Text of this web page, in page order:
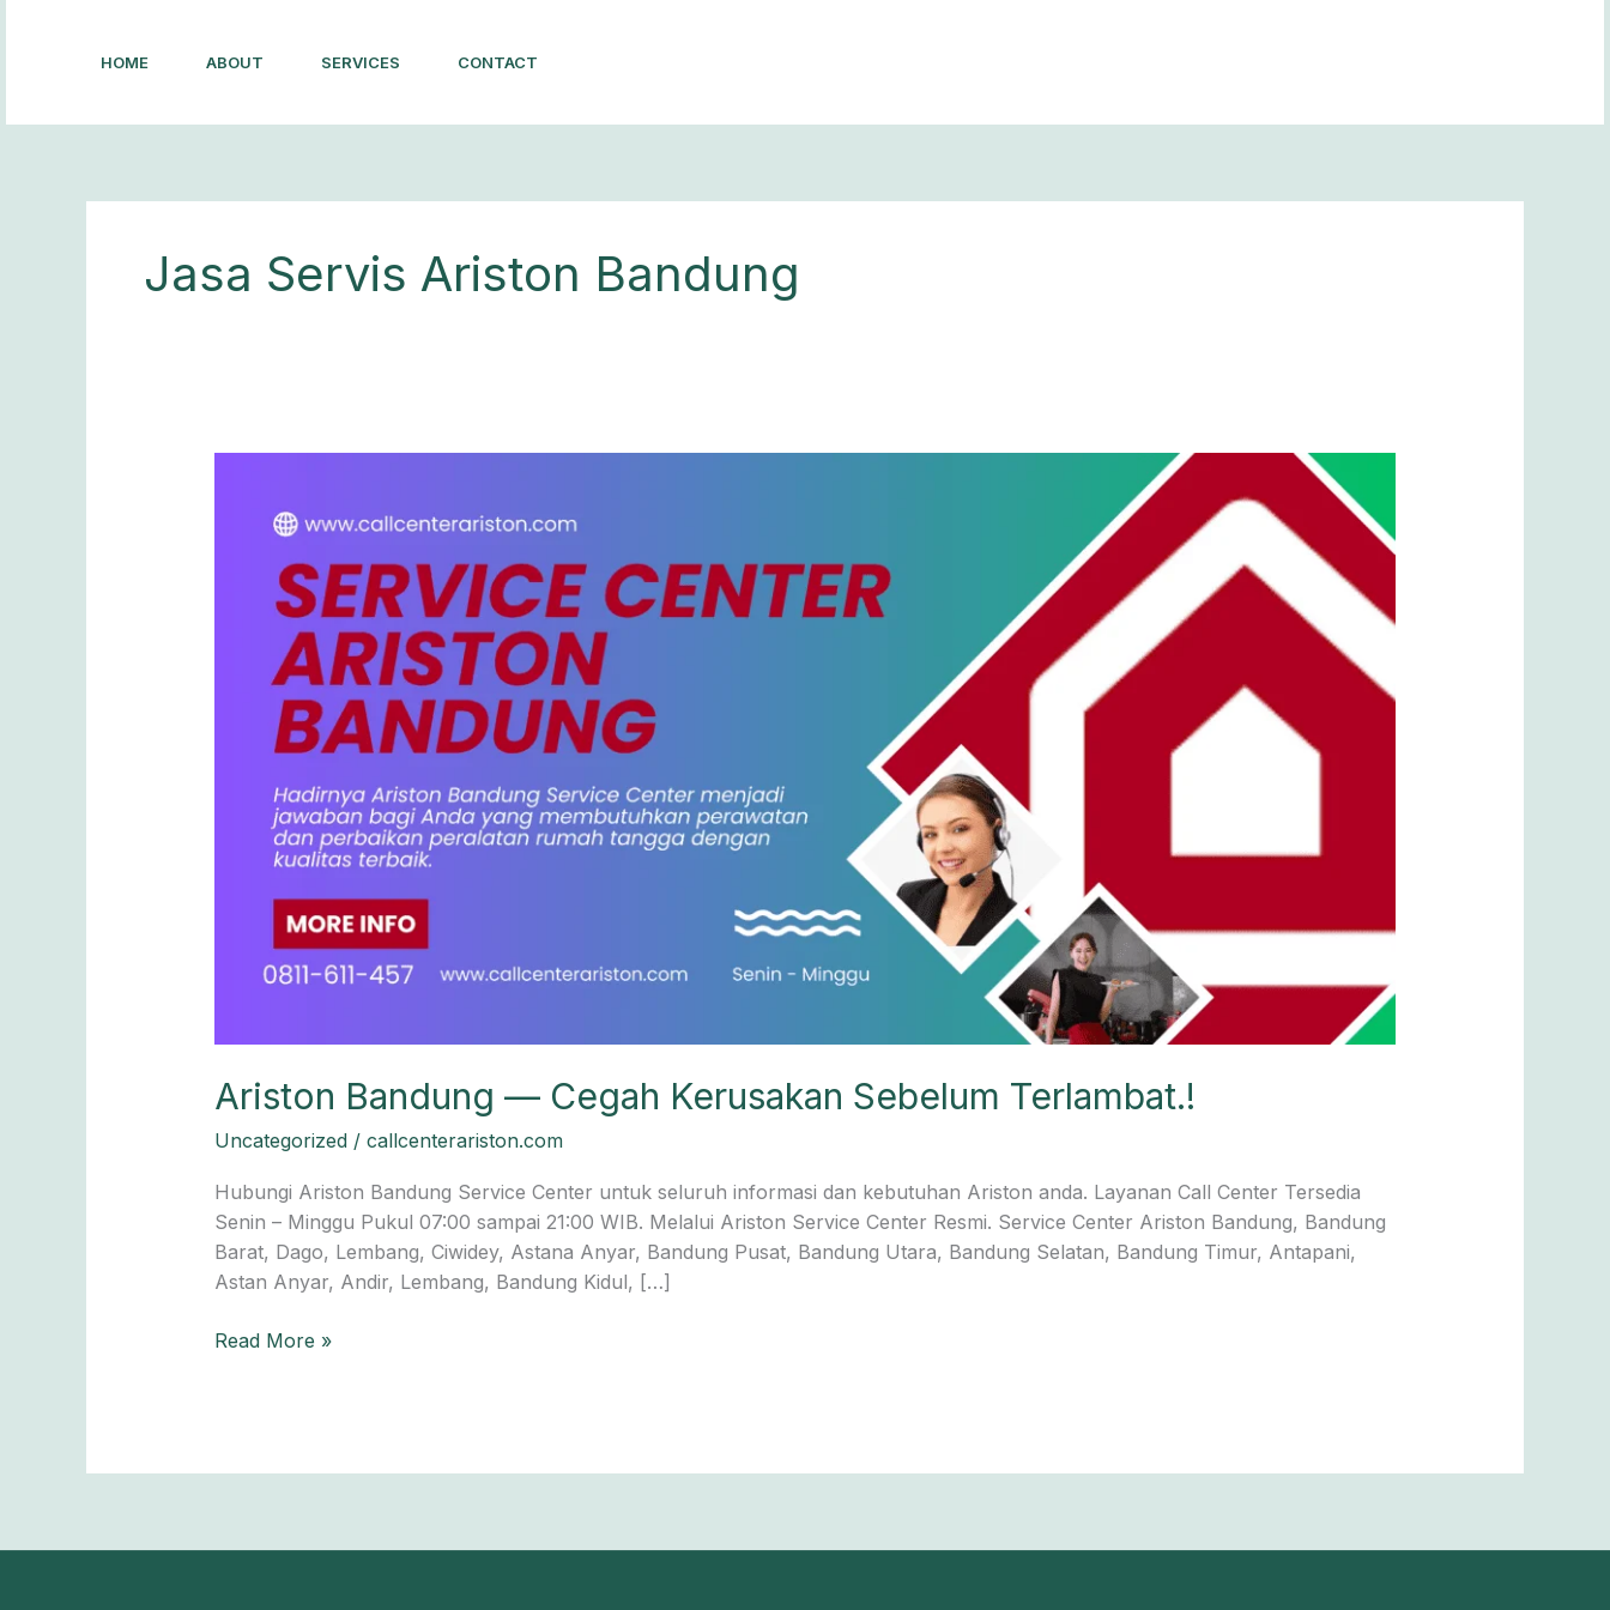
HOME ABOUT SERVICES CONTACT
Jasa Servis Ariston Bandung
Ariston Bandung — Cegah Kerusakan Sebelum Terlambat.!
Uncategorized/ callcenterariston.com
Hubungi Ariston Bandung Service Center untuk seluruh informasi dan kebutuhan Ariston anda. Layanan Call Center Tersedia
Senin – Minggu Pukul 07:00 sampai 21:00 WIB. Melalui Ariston Service Center Resmi. Service Center Ariston Bandung, Bandung
Barat, Dago, Lembang, Ciwidey, Astana Anyar, Bandung Pusat, Bandung Utara, Bandung Selatan, Bandung Timur, Antapani,
Astan Anyar, Andir, Lembang, Bandung Kidul, […]
Kerusakan
Sebelum
Terlambat.!
Read More »